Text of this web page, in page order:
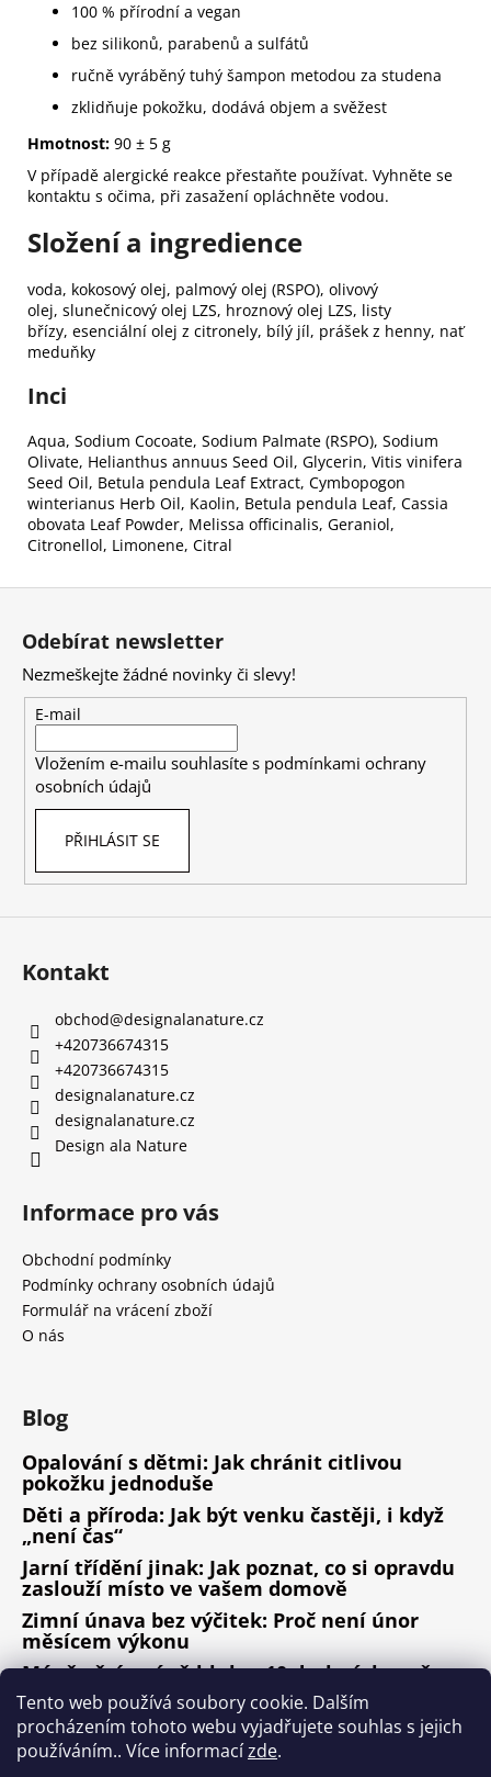
Tento web používá soubory cookie. Dalším
procházením tohoto webu vyjadřujete souhlas s jejich
používáním.. Více informacízde.
100 % přírodní a vegan
bez silikonů, parabenů a sulfátů
ručně vyráběný tuhý šampon metodou za studena
zklidňuje pokožku, dodává objem a svěžest
Hmotnost: 90 ± 5 g
V případě alergické reakce přestaňte používat. Vyhněte se
kontaktu s očima, při zasažení opláchněte vodou.
Složení a ingredience
voda, kokosový olej, palmový olej (RSPO), olivový
olej, slunečnicový olej LZS, hroznový olej LZS, listy
břízy, esenciální olej z citronely, bílý jíl, prášek z henny, nať
meduňky
Inci
Aqua, Sodium Cocoate, Sodium Palmate (RSPO), Sodium
Olivate, Helianthus annuus Seed Oil, Glycerin, Vitis vinifera
Seed Oil, Betula pendula Leaf Extract, Cymbopogon
winterianus Herb Oil, Kaolin, Betula pendula Leaf, Cassia
obovata Leaf Powder, Melissa officinalis, Geraniol,
Citronellol, Limonene, Citral
Z
Odebírat newsletter
Nezmeškejte žádné novinky či slevy!
E-mail
Vložením e-mailu souhlasíte s podmínkami ochrany
osobních údajů
PŘIHLÁSIT SE
Kontakt
obchod@designalanature.cz
+420736674315
+420736674315
designalanature.cz
designalanature.cz
Design ala Nature
Informace pro vás
Obchodní podmínky
Podmínky ochrany osobních údajů
Formulář na vrácení zboží
O nás
Blog
Opalování s dětmi: Jak chránit citlivou
pokožku jednoduše
Děti a příroda: Jak být venku častěji, i když
„není čas“
Jarní třídění jinak: Jak poznat, co si opravdu
zaslouží místo ve vašem domově
Zimní únava bez výčitek: Proč není únor
měsícem výkonu
Méně věcí, méně hluku: 10 drobných změn,
které fungují
ARCHIV